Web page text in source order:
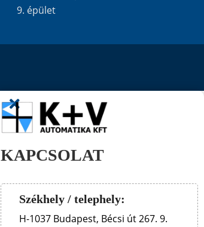
9. épület

KAPCSOLAT
Székhely / telephely:
H-1037 Budapest, Bécsi út 267. 9.